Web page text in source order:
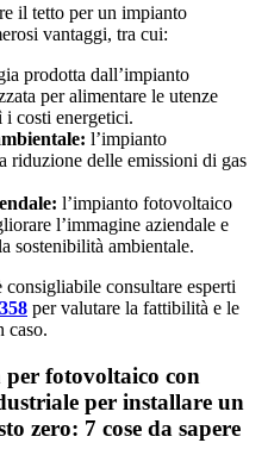
il tetto per un impianto
vantaggi, tra cui:
prodotta dall’impianto
per alimentare le utenze
i costi energetici.
l’impianto
riduzione delle emissioni di gas
l’impianto fotovoltaico
l’immagine aziendale e
sostenibilità ambientale.
consultare esperti
per valutare la fattibilità e le
caso.
fotovoltaico con
per installare un
zero: 7 cose da sapere